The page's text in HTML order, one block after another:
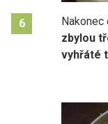
6
Nakonec
zbylou
vyhřáté